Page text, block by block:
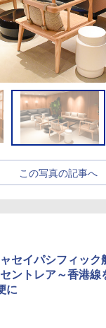
この写真の記事へ
セイパシフィック
ントレア～香港線
に